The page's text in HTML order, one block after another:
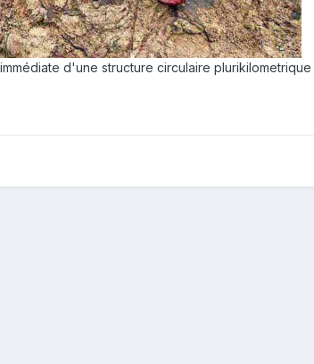
d'une structure circulaire plurikilometrique